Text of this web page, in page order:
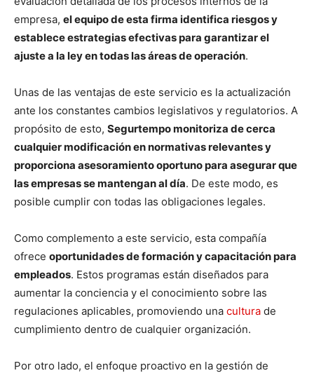
empresa, el equipo de esta firma identifica riesgos y
establece estrategias efectivas para garantizar el
ajuste a la ley en todas las áreas de operación.
Unas de las ventajas de este servicio es la actualización
ante los constantes cambios legislativos y regulatorios. A
propósito de esto, Segurtempo monitoriza de cerca
cualquier modificación en normativas relevantes y
proporciona asesoramiento oportuno para asegurar que
las empresas se mantengan al día. De este modo, es
posible cumplir con todas las obligaciones legales.
Como complemento a este servicio, esta compañía
ofrece oportunidades de formación y capacitación para
empleados. Estos programas están diseñados para
aumentar la conciencia y el conocimiento sobre las
regulaciones aplicables, promoviendo una cultura de
cumplimiento dentro de cualquier organización.
Por otro lado, el enfoque proactivo en la gestión de